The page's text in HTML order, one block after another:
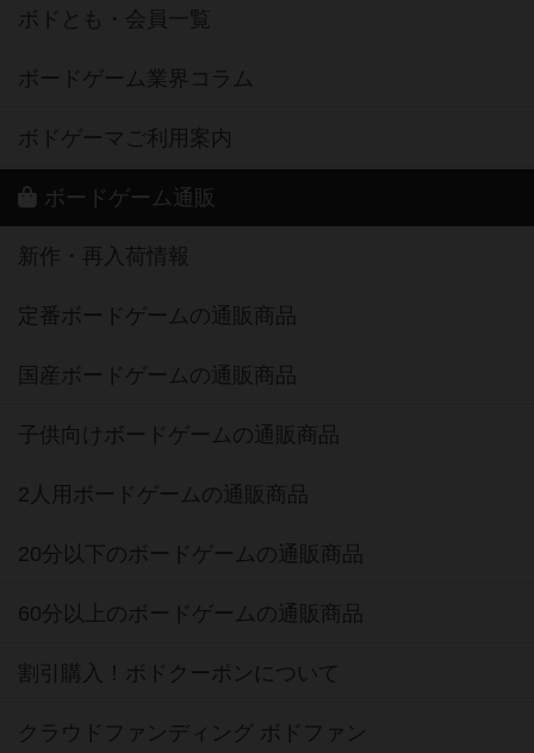
ボドとも・会員一覧
ボードゲーム業界コラム
ボドゲーマご利用案内
ボードゲーム通販
新作・再入荷情報
定番ボードゲームの通販商品
国産ボードゲームの通販商品
子供向けボードゲームの通販商品
2人用ボードゲームの通販商品
20分以下のボードゲームの通販商品
60分以上のボードゲームの通販商品
割引購入！ボドクーポンについて
クラウドファンディング ボドファン